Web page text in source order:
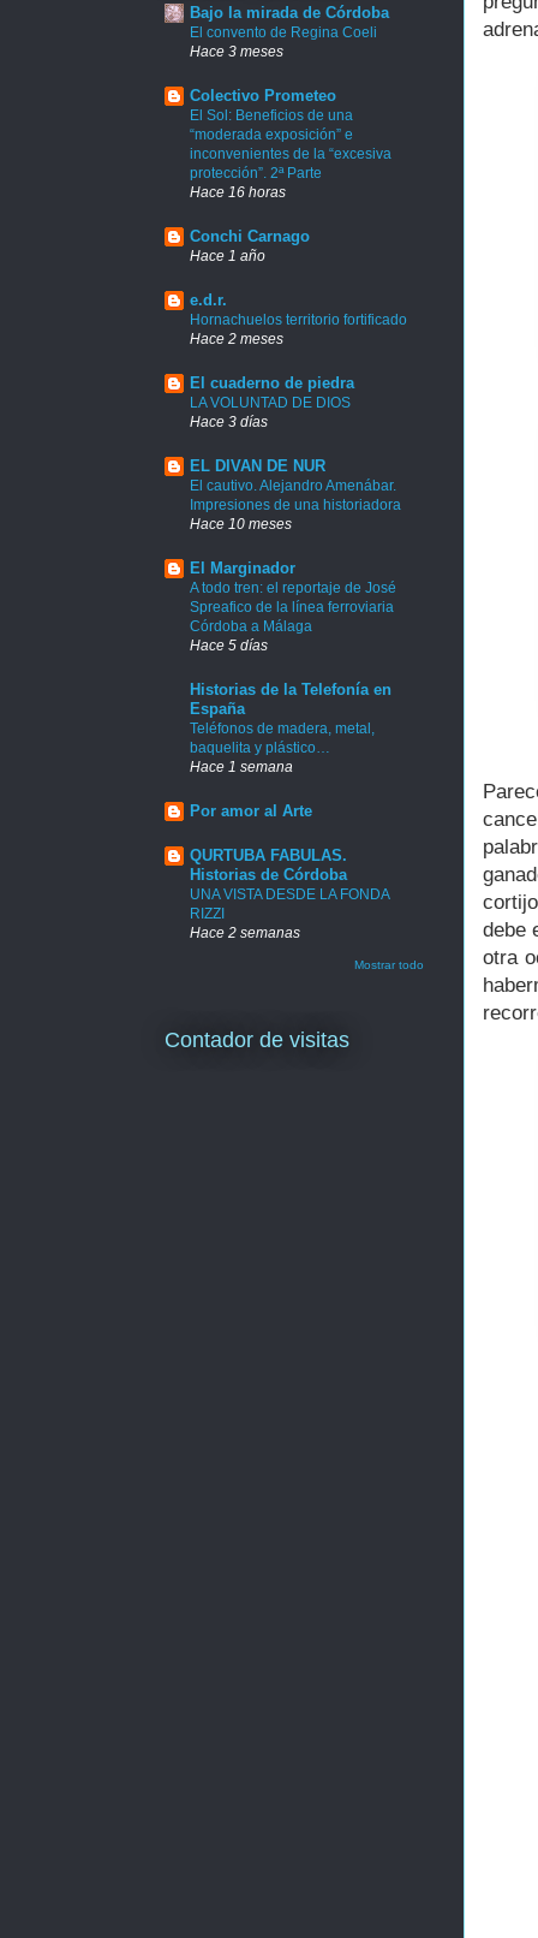
debe
otra
Bajo la mirada de Córdoba
El convento de Regina Coeli
Hace 3 meses
Colectivo Prometeo
El Sol: Beneficios de una
“moderada exposición” e
inconvenientes de la “excesiva
protección”. 2ª Parte
Hace 16 horas
Conchi Carnago
Hace 1 año
e.d.r.
Hornachuelos territorio fortificado
Hace 2 meses
El cuaderno de piedra
LA VOLUNTAD DE DIOS
Hace 3 días
EL DIVAN DE NUR
El cautivo. Alejandro Amenábar.
Impresiones de una historiadora
Hace 10 meses
El Marginador
A todo tren: el reportaje de José
Spreafico de la línea ferroviaria
Córdoba a Málaga
Hace 5 días
Historias de la Telefonía en
España
Teléfonos de madera, metal,
baquelita y plástico…
Hace 1 semana
Por amor al Arte
QURTUBA FABULAS.
Historias de Córdoba
UNA VISTA DESDE LA FONDA
RIZZI
Hace 2 semanas
Mostrar todo
Contador de visitas